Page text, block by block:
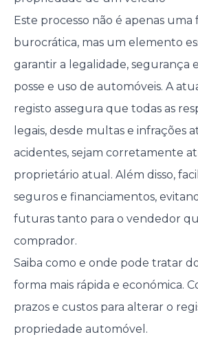
Este processo não é apenas
burocrática, mas um elemento
garantir a legalidade, segurança
posse e uso de automóveis. A
registo assegura que todas as
legais, desde multas e infrações
acidentes, sejam corretamente
proprietário atual. Além disso,
seguros e financiamentos,
futuras tanto para o vendedor
comprador.
Saiba como e onde pode tratar
forma mais rápida e económica.
prazos e custos para alterar o
propriedade automóvel.